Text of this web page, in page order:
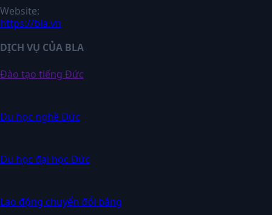
Website:
https://bla.vn
DỊCH VỤ CỦA BLA
Đào tạo tiếng Đức
Du học nghề Đức
Du học đại học Đức
Lao động chuyển đổi bằng